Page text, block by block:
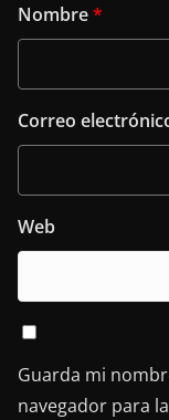
Nombre*
Correo
Web
Guarda mi
navegador para